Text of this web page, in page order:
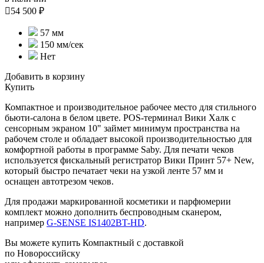
54 500 ₽
57 мм
150 мм/сек
Нет
Добавить в корзину
Купить
Компактное и производительное рабочее место для стильного
бьюти-салона в белом цвете. POS-терминал Вики Халк с
сенсорным экраном 10" займет минимум пространства на
рабочем столе и обладает высокой производительностью для
комфортной работы в программе Saby. Для печати чеков
используется фискальный регистратор Вики Принт 57+ New,
который быстро печатает чеки на узкой ленте 57 мм и
оснащен автотрезом чеков.
Для продажи маркированной косметики и парфюмерии
комплект можно дополнить беспроводным сканером,
например G-SENSE IS1402BT-HD.
Вы можете купить Компактный с доставкой
по Новороссийску